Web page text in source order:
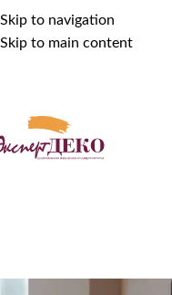
Skip to navigation
Skip to main content